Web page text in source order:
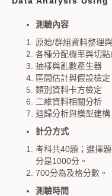
測驗內容
原始/群組資料整理
各種分配機率與切點
抽樣與亂數產生器
區間估計與假設檢定
類別資料卡方檢定
二維資料相關分析
迴歸分析與模型建構
計分方式
考科共40題；選擇
分是1000分。
700分為及格分數。
測驗時間